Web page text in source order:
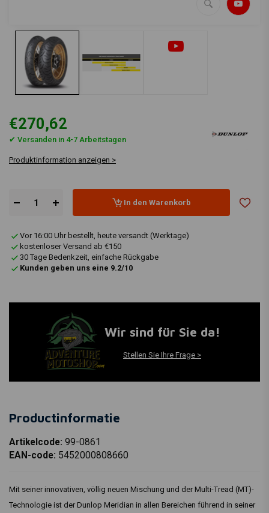
€270,62
✔ Versanden in 4-7 Arbeitstagen
Produktinformation anzeigen >
In den Warenkorb
Vor 16:00 Uhr bestellt, heute versandt (Werktage)
kostenloser Versand ab €150
30 Tage Bedenkzeit, einfache Rückgabe
Kunden geben uns eine 9.2/10
Wir sind für Sie da!
Stellen Sie Ihre Frage >
Productinformatie
Artikelcode: 99-0861
EAN-code: 5452000808660
Mit seiner innovativen, völlig neuen Mischung und der Multi-Tread (MT)-
Technologie ist der Dunlop Meridian in allen Bereichen führend in seiner